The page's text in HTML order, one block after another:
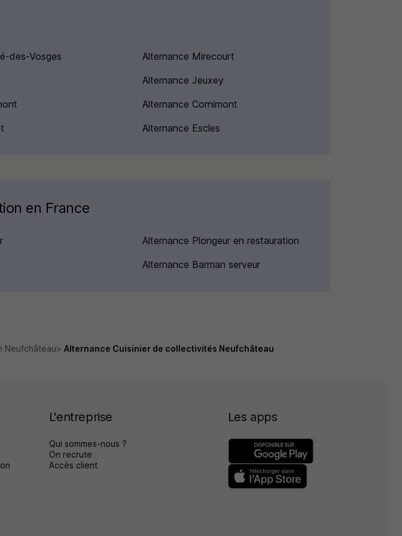
des-Vosges
Alternance Mirecourt
Alternance Jeuxey
Alternance Cornimont
Alternance Escles
en France
Alternance Plongeur en restauration
Alternance Barman serveur
Neufchâteau Alternance Cuisinier de collectivités Neufchâteau
L'entreprise
Qui sommes-nous ?
On recrute
Accès client
Les apps